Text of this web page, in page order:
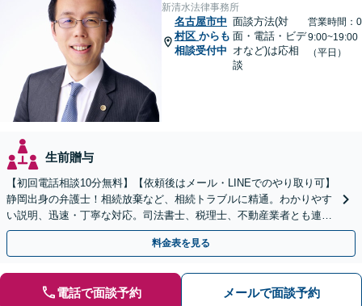
新清水法律事務所
名古屋市中
村区 からも
相談受付中
面談方法(対
面・電話・ビデ
オなど)は応相
談
営業時間：0
9:00~19:00
（平日）
生前贈与
【初回電話相談10分無料】【依頼後はメール・LINEでのやり取り可】
静岡出身の弁護士！相続放棄など、相続トラブルに精通。わかりやす
い説明、迅速・丁寧な対応。司法書士、税理士、不動産業者とも連携
し、遺産相続をトータルサポート【完全個室相談】
料金表を見る
電話で面談予約 メールで面談予約